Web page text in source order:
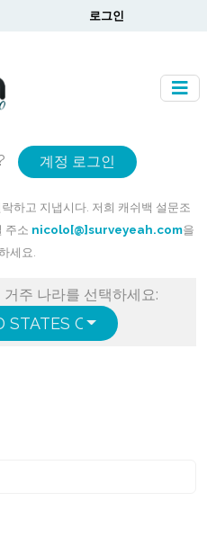
로그인
계정 로그인
하고 지냅시다. 저희 캐쉬백 설문조
주소 nicolo[@]surveyeah.com을
세요.
주 나라를 선택하세요:
STATES OF AMERICA